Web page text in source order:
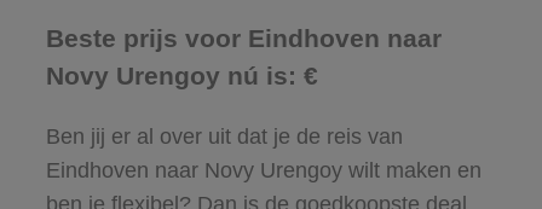
Beste prijs voor Eindhoven naar
Novy Urengoy nú is: €
Ben jij er al over uit dat je de reis van
Eindhoven naar Novy Urengoy wilt maken en
ben je flexibel? Dan is de goedkoopste deal